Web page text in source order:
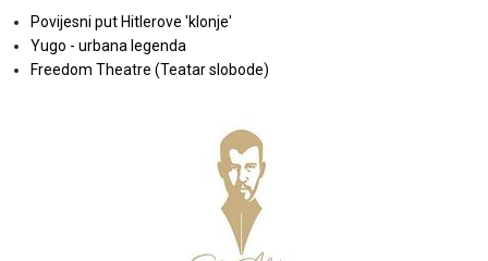
Povijesni put Hitlerove 'klonje'
Yugo - urbana legenda
Freedom Theatre (Teatar slobode)